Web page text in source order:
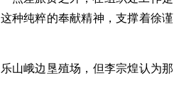
种纯粹的奉献精神，支撑着徐谨
山峨边垦殖场，但李宗煌认为那